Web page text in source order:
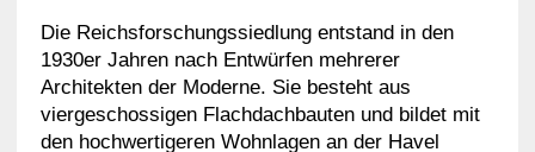
Die Reichsforschungssiedlung entstand in den
1930er Jahren nach Entwürfen mehrerer
Architekten der Moderne. Sie besteht aus
viergeschossigen Flachdachbauten und bildet mit
den hochwertigeren Wohnlagen an der Havel